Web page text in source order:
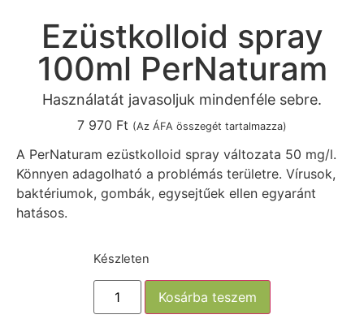
Ezüstkolloid spray
100ml PerNaturam
Használatát javasoljuk mindenféle sebre.
7 970 Ft (Az ÁFA összegét tartalmazza)
A PerNaturam ezüstkolloid spray változata 50 mg/l.
Könnyen adagolható a problémás területre. Vírusok,
baktériumok, gombák, egysejtűek ellen egyaránt
hatásos.
Készleten
Kosárba teszem